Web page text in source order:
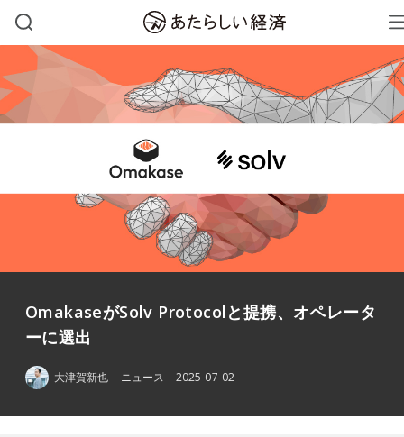
OmakaseがSolv Protocolと提携、オペレータ
ーに選出
大津賀新也 ニュース 2025-07-02